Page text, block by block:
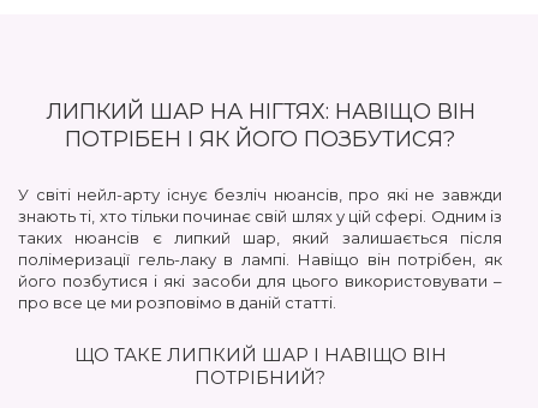
ЛИПКИЙ ШАР НА НІГТЯХ: НАВІЩО ВІН
ПОТРІБЕН І ЯК ЙОГО ПОЗБУТИСЯ?
У світі нейл-арту існує безліч нюансів, про які не завжди
знають ті, хто тільки починає свій шлях у цій сфері. Одним із
таких нюансів є липкий шар, який залишається після
полімеризації гель-лаку в лампі. Навіщо він потрібен, як
його позбутися і які засоби для цього використовувати –
про все це ми розповімо в даній статті.
ЩО ТАКЕ ЛИПКИЙ ШАР І НАВІЩО ВІН
ПОТРІБНИЙ?